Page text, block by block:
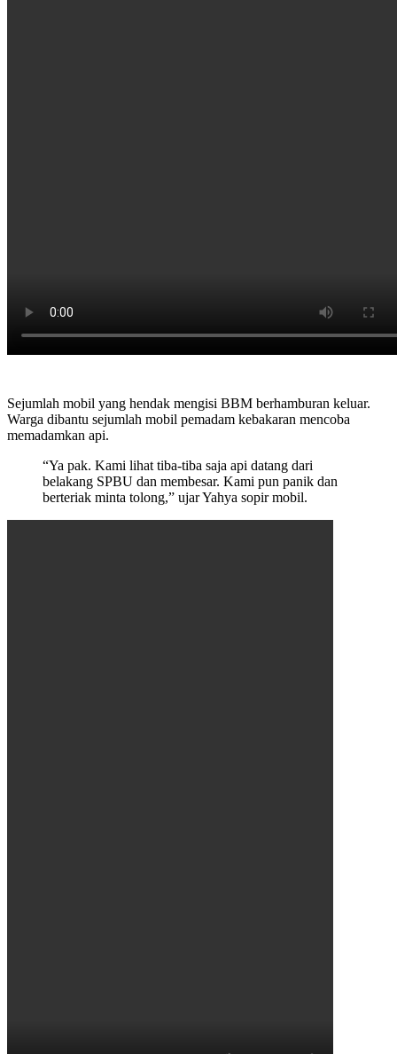
Sejumlah mobil yang hendak mengisi BBM berhamburan keluar.
Warga dibantu sejumlah mobil pemadam kebakaran mencoba
memadamkan api.
“Ya pak. Kami lihat tiba-tiba saja api datang dari
belakang SPBU dan membesar. Kami pun panik dan
berteriak minta tolong,” ujar Yahya sopir mobil.